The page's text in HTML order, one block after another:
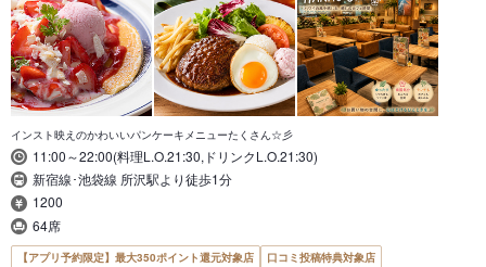
インスト映えのかわいいパンケーキメニューたくさん☆彡
11:00～22:00(料理L.O.21:30,ドリンクL.O.21:30)
新宿線･池袋線 所沢駅より徒歩1分
1200
64席
【アプリ予約限定】最大350ポイント還元対象店 口コミ投稿特典対象店